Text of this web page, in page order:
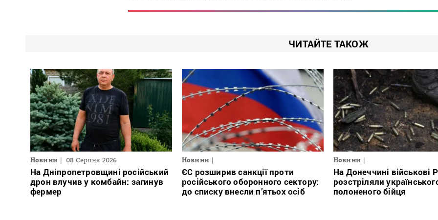
ЧИТАЙТЕ ТАКОЖ
Новини 08 Серпня 2026
На Дніпропетровщині російський
дрон влучив у комбайн: загинув
фермер
Новини
ЄС розширив санкції проти
російського оборонного сектору:
до списку внесли п’ятьох осіб
Новини
На Донеччині військові
розстріляли
полоненого бійця